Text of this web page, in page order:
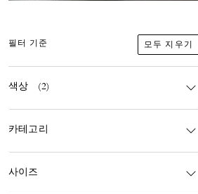
필터 기준 모두 지우기
색상 (2)
카테고리
사이즈